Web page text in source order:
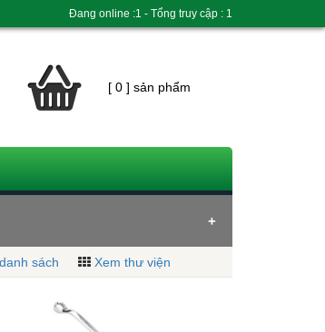
[ 0 ] sản phẩm
sách Xem thư viện
Đang online :1 - Tổng truy cập : 1